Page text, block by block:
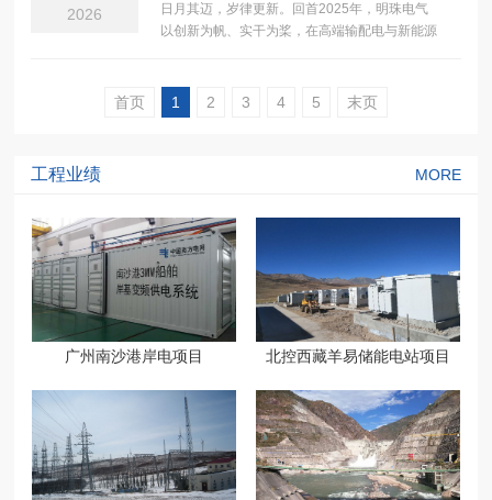
2026
日月其迈，岁律更新。回首2025年，明珠电气
以创新为帆、实干为桨，在高端输配电与新能源
首页 1 2 3 4 5 末页
工程业绩 MORE
广州南沙港岸电项目 北控西藏羊易储能电站项目